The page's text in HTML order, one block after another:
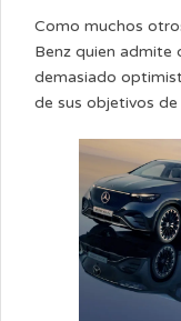
Como muchos
Benz quien admite
demasiado
de sus objetivos